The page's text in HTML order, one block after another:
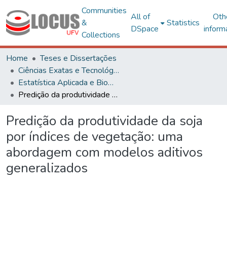
Communities
&
Collections
All of
DSpace
Statistics
Home
Teses e Dissertações
Ciências Exatas e Tecnológicas
Estatística Aplicada e Biometria
Predição da produtividade da soja por índices de vegetação: uma abordagem com modelos aditivos generalizados
Predição da produtividade da soja
por índices de vegetação: uma
abordagem com modelos aditivos
generalizados